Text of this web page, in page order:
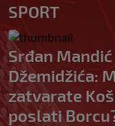
SPORT
Srđan
Džemidžića:
zatvarate
poslati